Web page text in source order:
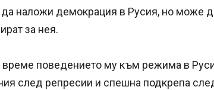
наложи демокрация в Русия, но може
за нея.
време поведението му към режима в
след репресии и спешна подкрепа